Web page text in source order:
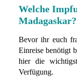
Welche
Madagaskar?
Bevor ihr euch
Einreise benötigt
hier die
Verfügung.